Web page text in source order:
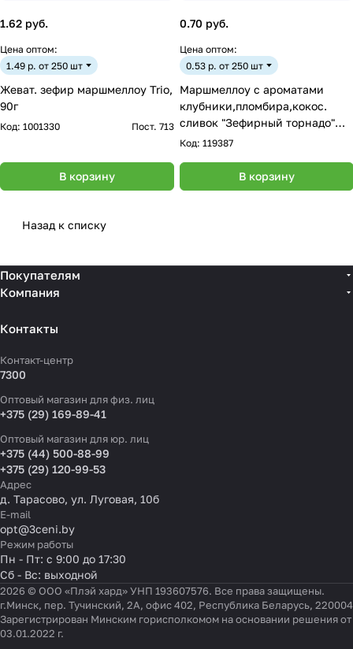
1.62 руб.
Цена оптом:
1.49 р. от 250 шт
Жеват. зефир маршмеллоу Trio,
90г
Код: 1001330 Пост. 713
В корзину
0.70 руб.
Цена оптом:
0.53 р. от 250 шт
Маршмеллоу с ароматами
клубники,пломбира,кокос.
сливок "Зефирный торнадо"
10гр.
Код: 119387
В корзину
Назад к списку
Покупателям
Компания
Контакты
Контакт-центр
7300
Оптовый магазин для физ. лиц
+375 (29) 169-89-41
Оптовый магазин для юр. лиц
+375 (44) 500-88-99
+375 (29) 120-99-53
Адрес
д. Тарасово, ул. Луговая, 10б
E-mail
opt@3ceni.by
Режим работы
Пн - Пт: с 9:00 до 17:30
Сб - Вс: выходной
2026 © ООО «Плэй хард» УНП 193607576. Все права защищены.
г.Минск, пер. Тучинский, 2А, офис 402, Республика Беларусь, 220004
Зарегистрирован Минским горисполкомом на основании решения от
03.01.2022 г.